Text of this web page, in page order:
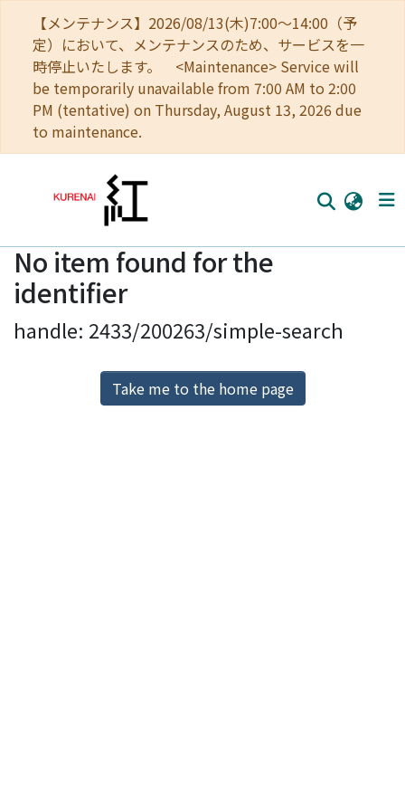
【メンテナンス】2026/08/13(木)7:00～14:00（予
定）において、メンテナンスのため、サービスを一
時停止いたします。 <Maintenance> Service will
be temporarily unavailable from 7:00 AM to 2:00
PM (tentative) on Thursday, August 13, 2026 due
to maintenance.
Home
Communities
Browse
Download Ranking
No item found for the
identifier
handle: 2433/200263/simple-search
Take me to the home page